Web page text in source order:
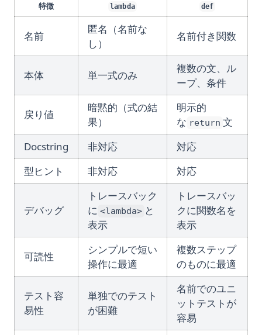
特徴 lambda def
名前
匿名（名前な
し）
名前付き関数
本体 単一式のみ
複数の文、ル
ープ、条件
戻り値
暗黙的（式の結
果）
明示的
な return 文
Docstring
非対応
対応
型ヒント
非対応 対応
デバッグ
トレースバック
に <lambda> と
表示
トレースバッ
クに関数名を
表示
可読性
シンプルで短い
操作に最適
複数ステップ
のものに最適
テスト容
易性
単独でのテスト
が困難
名前でのユニ
ットテストが
容易